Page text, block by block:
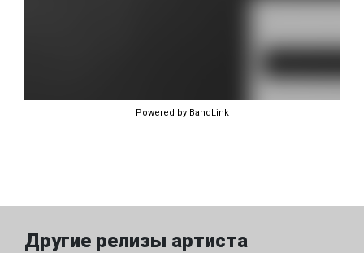
Powered by BandLink
Другие релизы артиста